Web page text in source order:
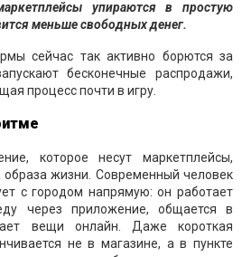
упираются в простую
меньше свободных денег.
сейчас так активно борются за
бесконечные распродажи,
процесс почти в игру.
которое несут маркетплейсы,
образа жизни. Современный человек
с городом напрямую: он работает
через приложение, общается в
вещи онлайн. Даже короткая
не в магазине, а в пункте